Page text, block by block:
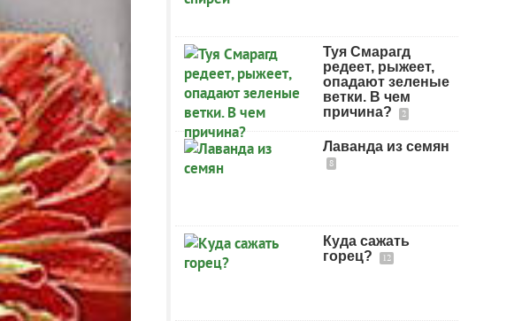
Туя Смарагд
редеет, рыжеет,
опадают зеленые
ветки. В чем
причина?
2
Лаванда из семян
8
Куда сажать
горец?
12